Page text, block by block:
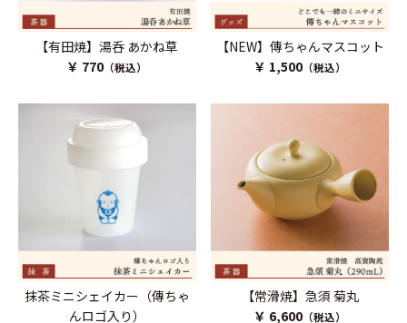
【有田焼】湯呑 あかね草
￥ 770 （税込）
【NEW】傳ちゃんマスコット
￥ 1,500 （税込）
抹茶ミニシェイカー（傳ちゃ
んロゴ入り）
【常滑焼】急須 菊丸
￥ 6,600 （税込）